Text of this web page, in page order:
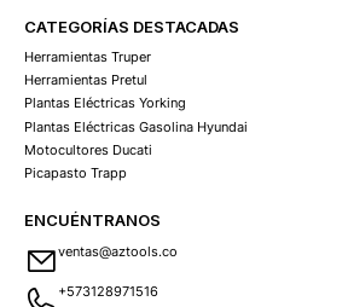
CATEGORÍAS DESTACADAS
Herramientas Truper
Herramientas Pretul
Plantas Eléctricas Yorking
Plantas Eléctricas Gasolina Hyundai
Motocultores Ducati
Picapasto Trapp
ENCUÉNTRANOS
ventas@aztools.co
+573128971516